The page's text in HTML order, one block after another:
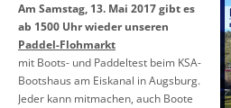
Am Samstag, 13. Mai 2017 gibt es
ab 1500 Uhr wieder unseren
Paddel-Flohmarkt
mit Boots- und Paddeltest beim KSA-
Bootshaus am Eiskanal in Augsburg.
Jeder kann mitmachen, auch Boote